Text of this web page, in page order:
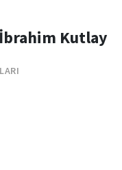
Kutlay